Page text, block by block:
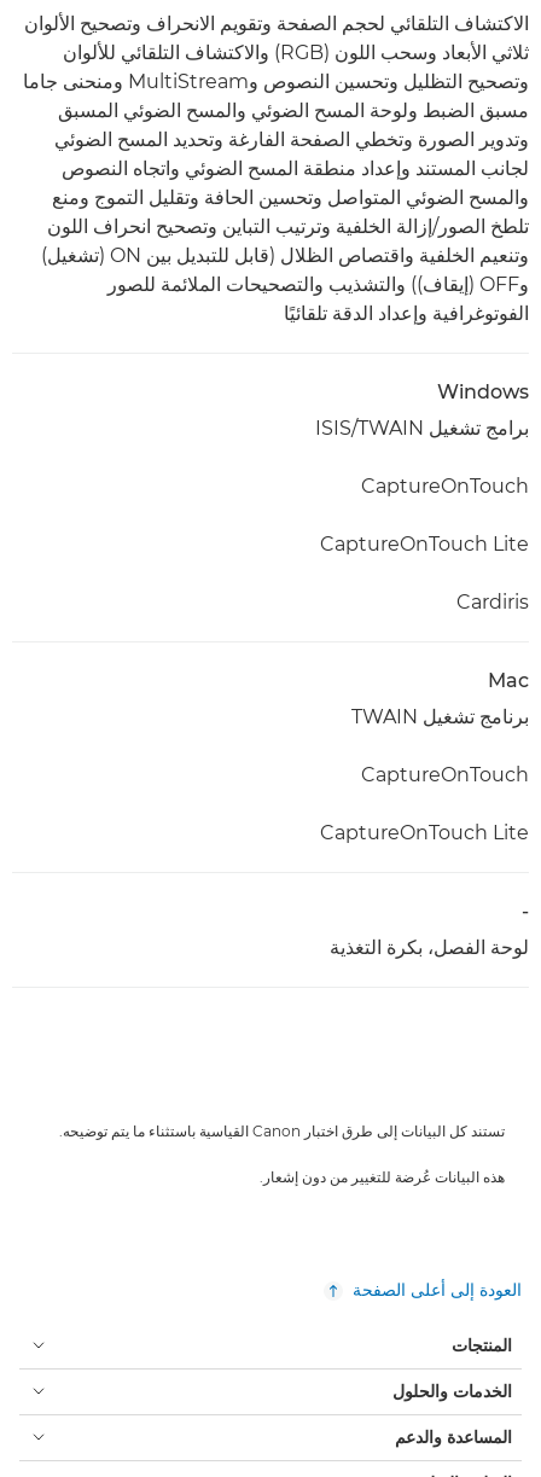
الاكتشاف التلقائي لحجم الصفحة وتقويم الانحراف وتصحيح الألوان
ثلاثي الأبعاد وسحب اللون (RGB) والاكتشاف التلقائي للألوان
وتصحيح التظليل وتحسين النصوص وMultiStream ومنحنى جاما
مسبق الضبط ولوحة المسح الضوئي والمسح الضوئي المسبق
وتدوير الصورة وتخطي الصفحة الفارغة وتحديد المسح الضوئي
لجانب المستند وإعداد منطقة المسح الضوئي واتجاه النصوص
والمسح الضوئي المتواصل وتحسين الحافة وتقليل التموج ومنع
تلطخ الصور/إزالة الخلفية وترتيب التباين وتصحيح انحراف اللون
وتنعيم الخلفية واقتصاص الظلال (قابل للتبديل بين ON (تشغيل)
وOFF (إيقاف)) والتشذيب والتصحيحات الملائمة للصور
الفوتوغرافية وإعداد الدقة تلقائيًا
Windows
برامج تشغيل ISIS/TWAIN
CaptureOnTouch
CaptureOnTouch Lite
Cardiris
Mac
برنامج تشغيل TWAIN
CaptureOnTouch
CaptureOnTouch Lite
-
لوحة الفصل، بكرة التغذية
تستند كل البيانات إلى طرق اختبار Canon القياسية باستثناء ما يتم توضيحه.
هذه البيانات عُرضة للتغيير من دون إشعار.
العودة إلى أعلى الصفحة
المنتجات
الخدمات والحلول
المساعدة والدعم